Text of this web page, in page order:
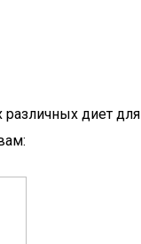
диет для